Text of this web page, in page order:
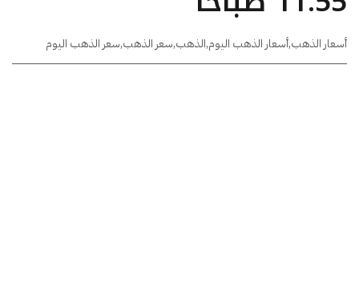
أسعار الذهب,أسعار الذهب اليوم,الذهب,سعر الذهب,سعر الذهب اليوم